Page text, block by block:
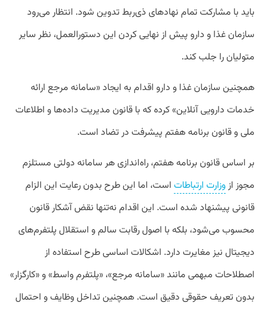
باید با مشارکت تمام نهادهای ذی‌ربط تدوین شود. انتظار می‌رود
سازمان غذا و دارو پیش از نهایی کردن این دستورالعمل، نظر سایر
متولیان را جلب کند.
همچنین سازمان غذا و دارو اقدام به ایجاد «سامانه مرجع ارائه
خدمات دارویی آنلاین» کرده که با قانون مدیریت داده‌ها و اطلاعات
ملی و قانون برنامه هفتم پیشرفت در تضاد است.
بر اساس قانون برنامه هفتم، راه‌اندازی هر سامانه دولتی مستلزم
مجوز ازوزارت ارتباطات است، اما این طرح بدون رعایت این الزام
قانونی پیشنهاد شده است. این اقدام نه‌تنها نقض آشکار قانون
محسوب می‌شود، بلکه با اصول رقابت سالم و استقلال پلتفرم‌های
دیجیتال نیز مغایرت دارد. اشکالات اساسی طرح استفاده از
اصطلاحات مبهمی مانند «سامانه مرجع»، «پلتفرم واسط» و «کارگزار»
بدون تعریف حقوقی دقیق است. همچنین تداخل وظایف و احتمال